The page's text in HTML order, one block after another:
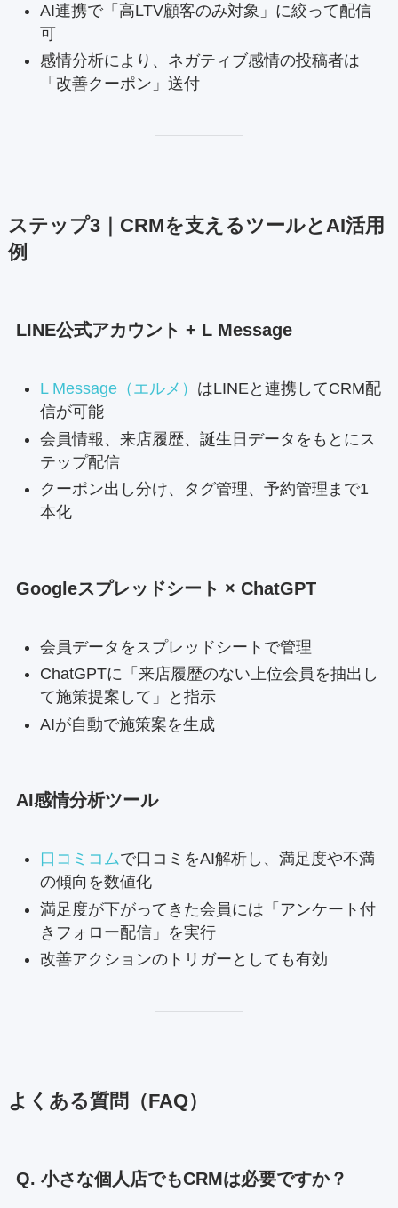
AI連携で「高LTV顧客のみ対象」に絞って配信
可
感情分析により、ネガティブ感情の投稿者は
「改善クーポン」送付
ステップ3｜CRMを支えるツールとAI活用
例
LINE公式アカウント + L Message
L Message（エルメ） はLINEと連携してCRM配
信が可能
会員情報、来店履歴、誕生日データをもとにス
テップ配信
クーポン出し分け、タグ管理、予約管理まで1
本化
Googleスプレッドシート × ChatGPT
会員データをスプレッドシートで管理
ChatGPTに「来店履歴のない上位会員を抽出し
て施策提案して」と指示
AIが自動で施策案を生成
AI感情分析ツール
口コミコムで口コミをAI解析し、満足度や不満
の傾向を数値化
満足度が下がってきた会員には「アンケート付
きフォロー配信」を実行
改善アクションのトリガーとしても有効
よくある質問（FAQ）
Q. 小さな個人店でもCRMは必要ですか？